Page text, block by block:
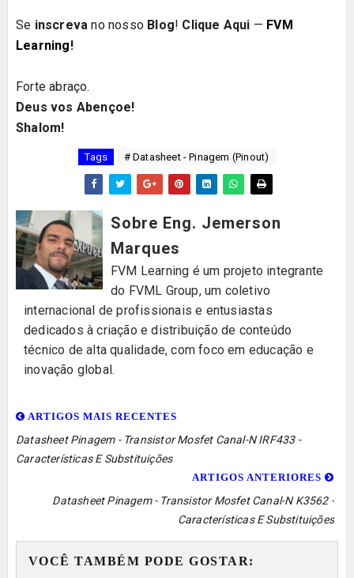
Se inscreva no nosso Blog! Clique Aqui — FVM
Learning!
Forte abraço.
Deus vos Abençoe!
Shalom!
Tags # Datasheet - Pinagem (Pinout)
Sobre Eng. Jemerson
Marques
FVM Learning é um projeto integrante
do FVML Group, um coletivo
internacional de profissionais e entusiastas
dedicados à criação e distribuição de conteúdo
técnico de alta qualidade, com foco em educação e
inovação global.
ARTIGOS MAIS RECENTES
Datasheet Pinagem - Transistor Mosfet Canal-N IRF433 -
Características E Substituições
ARTIGOS ANTERIORES
Datasheet Pinagem - Transistor Mosfet Canal-N K3562 -
Características E Substituições
VOCÊ TAMBÉM PODE GOSTAR: